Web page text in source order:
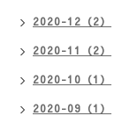
2020-12（2）
2020-11（2）
2020-10（1）
2020-09（1）